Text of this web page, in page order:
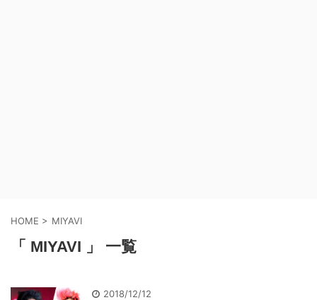
HOME > MIYAVI
「 MIYAVI 」 一覧
2018/12/12